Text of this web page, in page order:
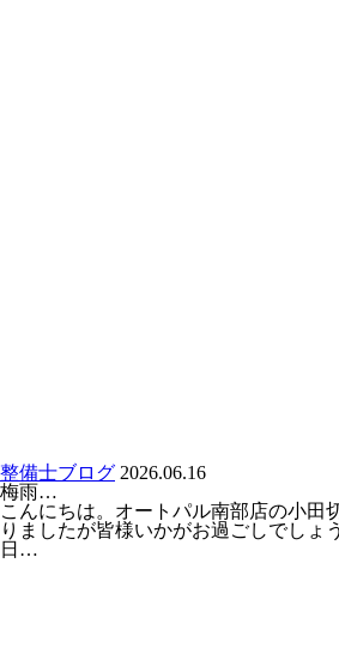
整備士ブログ 2026.06.16
梅雨…
こんにちは。オートパル南部店の小田
りましたが皆様いかがお過ごしでしょ
日…